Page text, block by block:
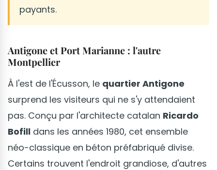
payants.
Antigone et Port Marianne : l'autre
Montpellier
À l'est de l'Écusson, le quartier Antigone
surprend les visiteurs qui ne s'y attendaient
pas. Conçu par l'architecte catalan Ricardo
Bofill dans les années 1980, cet ensemble
néo-classique en béton préfabriqué divise.
Certains trouvent l'endroit grandiose, d'autres